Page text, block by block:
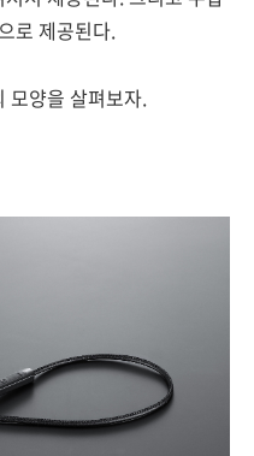
로 제공된다.
모양을 살펴보자.